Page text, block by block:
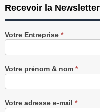
Recevoir la Newsletter
Recevez
notre
gratuitement
Votre Entreprise *
Votre prénom & nom *
Votre adresse e-mail *